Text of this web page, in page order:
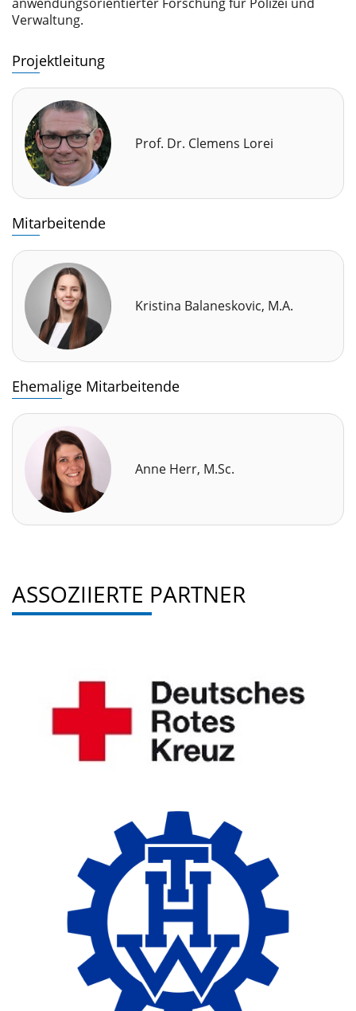
Verwaltung.
Projektleitung
Prof. Dr. Clemens Lorei
Mitarbeitende
Kristina Balaneskovic, M.A.
Ehemalige Mitarbeitende
Anne Herr, M.Sc.
ASSOZIIERTE PARTNER